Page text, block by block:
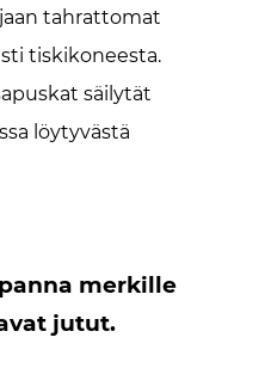
tahrattomat
tiskikoneesta.
säilytät
löytyvästä
merkille
jutut.